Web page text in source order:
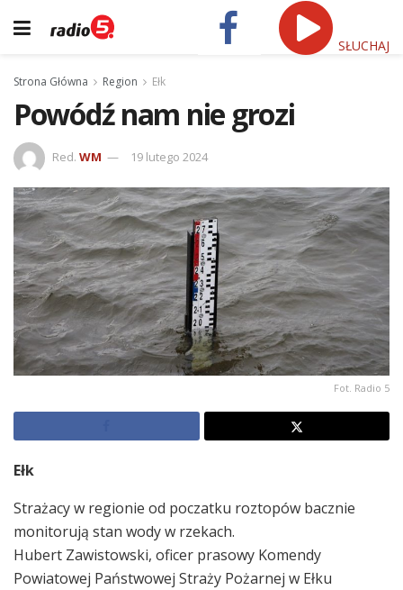
SŁUCHAJ
Strona Główna Region Ełk
Powódź nam nie grozi
Red. WM 19 lutego 2024
Fot. Radio 5
Ełk
Strażacy w regionie od poczatku roztopów bacznie
monitorują stan wody w rzekach.
Hubert Zawistowski, oficer prasowy Komendy
Powiatowej Państwowej Straży Pożarnej w Ełku